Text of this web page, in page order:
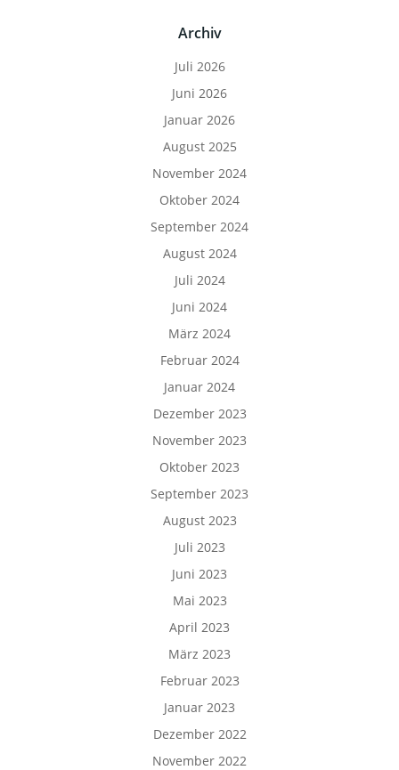
Archiv
Juli 2026
Juni 2026
Januar 2026
August 2025
November 2024
Oktober 2024
September 2024
August 2024
Juli 2024
Juni 2024
März 2024
Februar 2024
Januar 2024
Dezember 2023
November 2023
Oktober 2023
September 2023
August 2023
Juli 2023
Juni 2023
Mai 2023
April 2023
März 2023
Februar 2023
Januar 2023
Dezember 2022
November 2022